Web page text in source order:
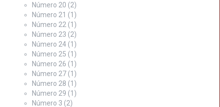
Número 20 (2)
Número 21 (1)
Número 22 (1)
Número 23 (2)
Número 24 (1)
Número 25 (1)
Número 26 (1)
Número 27 (1)
Número 28 (1)
Número 29 (1)
Número 3 (2)